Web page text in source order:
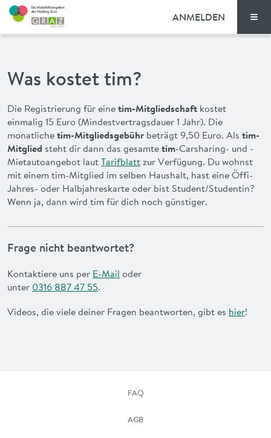
NEWS
VORTEILE
ENGLISH
ANMELDEN
Was kostet tim?
Die Registrierung für einetim-Mitgliedschaft kostet
einmalig 15 Euro (Mindestvertragsdauer 1 Jahr). Die
monatlichetim-Mitgliedsgebühr beträgt 9,50 Euro. Als tim-
Mitglied steht dir dann das gesamtetim-Carsharing- und -
Mietautoangebot lautTarifblattzur Verfügung. Du wohnst
mit einem tim-Mitglied im selben Haushalt, hast eine Öffi-
Jahres- oder Halbjahreskarte oder bist Student/Studentin?
Wenn ja, dann wird tim für dich noch günstiger.
Frage nicht beantwortet?
Kontaktiere uns per E-Mail oder
unter 0316 887 47 55.
Videos, die viele deiner Fragen beantworten, gibt es hier!
FAQ
AGB